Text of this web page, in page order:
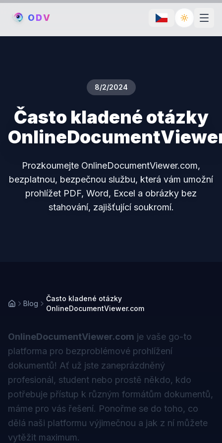
ODV Toggle
8/2/2024
Často kladené otázky
Prozkoumejte OnlineDocumentViewer.com,
bezplatnou, bezpečnou službu, která vám umožní
prohlížet PDF, Word, Excel a obrázky bez
stahování, zajišťující soukromí.
Blog
Často kladené otázky
OnlineDocumentViewer.com
OnlineDocumentViewer.com je vaše go-to
platforma pro bezproblémové prohlížení
dokumentů! Ať už jste zaneprázdněný
profesionál, student nebo prostě někdo, kdo
potřebuje přístup k různým formátům dokumentů,
máme pro vás řešení. Ponořme se do toho, co
dělá naši platformu výjimečnou a jak z ní můžete
vytěžit maximum.